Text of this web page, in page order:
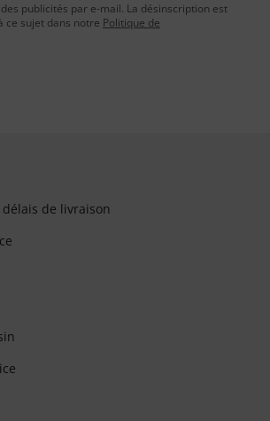
publicités par e-mail. La désinscription est
ce sujet dans notre Politique de
de livraison